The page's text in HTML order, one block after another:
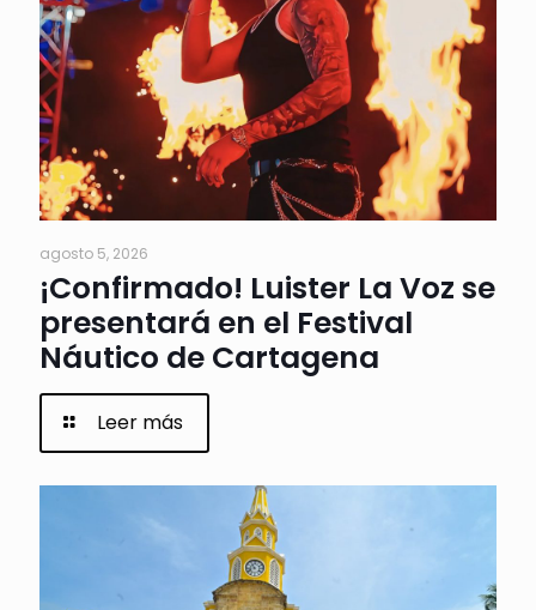
agosto 5, 2026
¡Confirmado! Luister La Voz se
presentará en el Festival
Náutico de Cartagena
Leer más